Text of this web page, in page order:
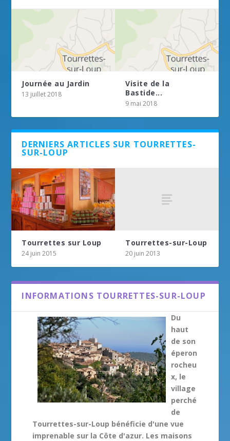
Journée au Jardin
13 juillet 2018
Visite de la
Bastide...
9 mai 2018
DERNIERS ARTICLES SUR TOURRETTES-
SUR-LOUP
Tourrettes sur Loup
24 juin 2015
Tourrettes-sur-Loup
20 juin 2013
INFORMATIONS TOURRETTES-SUR-LOUP
Du
haut
de son
éperon
rocheu
x, le
village
perché
de
Tourrettes-sur-Loup bénéficie d'une vue
imprenable sur la Côte d'azur. Les maisons